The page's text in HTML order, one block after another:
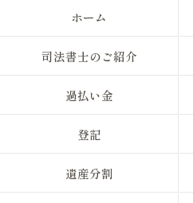
ホーム
司法書士のご紹介
過払い金
登記
遺産分割